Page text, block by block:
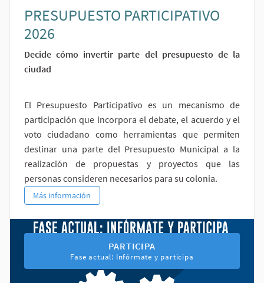
PRESUPUESTO PARTICIPATIVO
2026
Decide cómo invertir parte del presupuesto de la
ciudad
El Presupuesto Participativo es un mecanismo de
participación que incorpora el debate, el acuerdo y el
voto ciudadano como herramientas que permiten
destinar una parte del Presupuesto Municipal a la
realización de propuestas y proyectos que las
personas consideren necesarios para su colonia.
PRESUPUESTO PARTICIPATIVO 2026
Más información
PARTICIPA EN EL PROCESO
PARTICIPA
Fase actual: Infórmate y participa